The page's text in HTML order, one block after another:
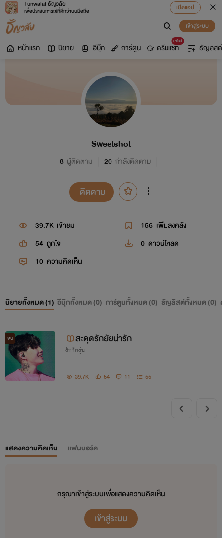
Tunwalai ธัญวลัย
เพื่อประสบการณ์ที่ดีกว่าบนมือถือ
เปิดแอป
เข้าสู่ระบบ
หน้าแรก นิยาย อีบุ๊ก การ์ตูน
มาใหม่
ดรีมแชท ธัญลิสต์
Sweetshot
8 ผู้ติดตาม 20 กำลังติดตาม
ติดตาม
39.7K เข้าชม 156 เพิ่มลงคลัง
54 ถูกใจ 0 ดาวน์โหลด
10 ความคิดเห็น
นิยายทั้งหมด (1) อีบุ๊กทั้งหมด (0) การ์ตูนทั้งหมด (0) ธัญลิสต์ทั้งหมด (0)
จบ สะดุดรักยัยน่ารัก
รักวัยรุ่น
39.7K 54 11 55
แสดงความคิดเห็น แฟนบอร์ด
กรุณาเข้าสู่ระบบเพื่อแสดงความคิดเห็น
เข้าสู่ระบบ